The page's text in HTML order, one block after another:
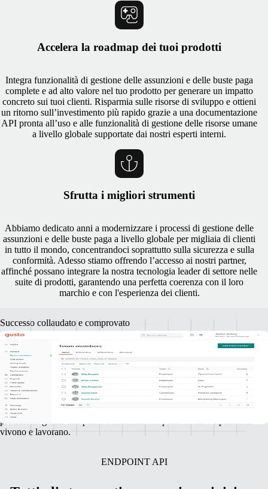
Accelera la roadmap dei tuoi prodotti
Integra funzionalità di gestione delle assunzioni e delle buste paga
complete e ad alto valore nel tuo prodotto per generare un impatto
concreto sui tuoi clienti. Risparmia sulle risorse di sviluppo e ottieni
un ritorno sull’investimento più rapido grazie a una documentazione
API pronta all’uso e alle funzionalità di gestione delle risorse umane
a livello globale supportate dai nostri esperti interni.
Sfrutta i migliori strumenti
Abbiamo dedicato anni a modernizzare i processi di gestione delle
assunzioni e delle buste paga a livello globale per migliaia di clienti
in tutto il mondo, concentrandoci soprattutto sulla sicurezza e sulla
conformità. Adesso stiamo offrendo l’accesso ai nostri partner,
affinché possano integrare la nostra tecnologia leader di settore nelle
suite di prodotti, garantendo una perfetta coerenza con il loro
marchio e con l'esperienza dei clienti.
Successo collaudato e comprovato
Una storia di successo nelle integrazioni
con i partner
Gusto e Remote collaborano per offrire alle piccole imprese l’accesso a
straordinari talenti a livello globale, garantendone al contempo la
protezione grazie alla piena conformità nei paesi in cui i dipendenti
vivono e lavorano.
ENDPOINT API